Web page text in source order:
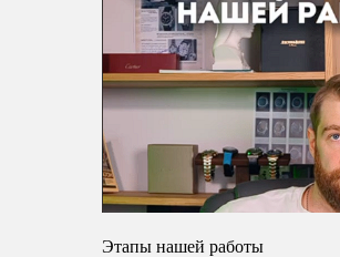
Этапы нашей работы